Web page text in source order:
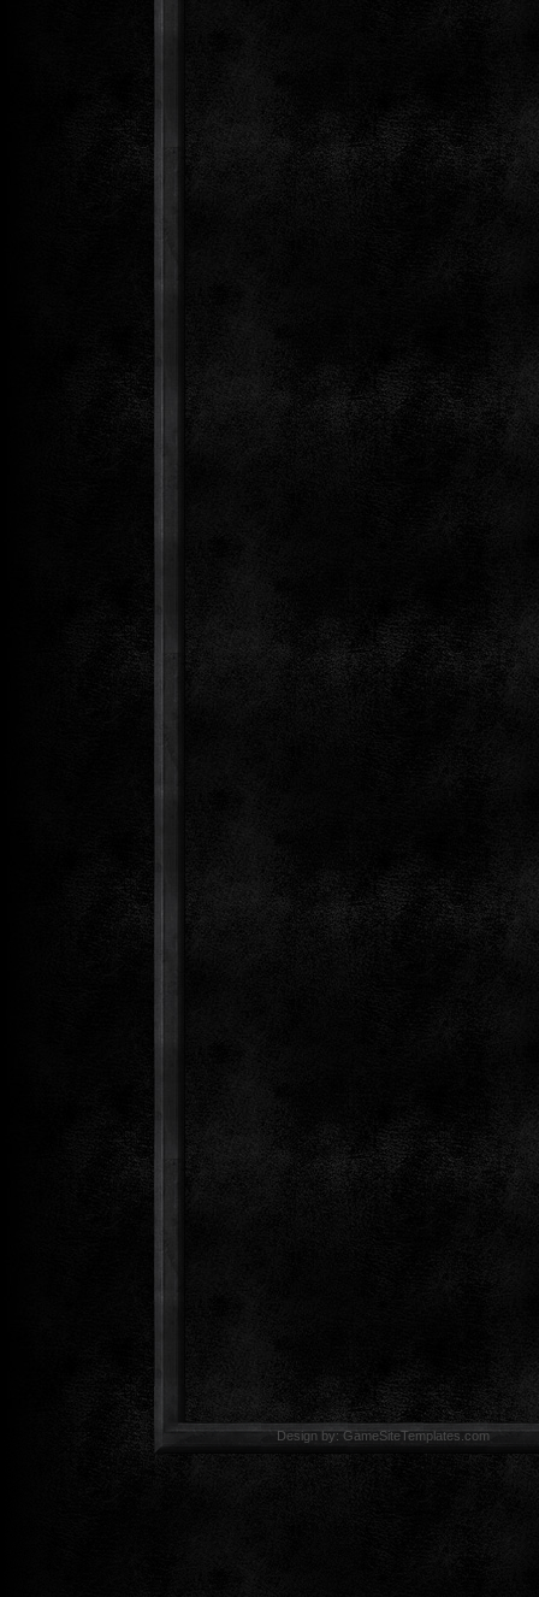
Design by: